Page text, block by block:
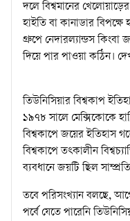
দলে বিশ্বমানের
হাইতি বা কানাডার বিপক্ষে
গ্রুপে নেদারল্যান্ডস
দিয়ে পার পাওয়া কঠিন।
তিউনিসিয়ার বিশ্বকাপ
১৯৭৮ সালে মেক্সিকোকে
বিশ্বকাপে জয়ের ইতিহাস
বিশ্বকাপে তৎকালীন
ব্যবধানে জয়টি ছিল
তবে পরিসংখ্যান বলছে,
পর্বে যেতে পারেনি